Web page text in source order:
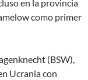
en la provincia
como primer
(BSW),
Ucrania con